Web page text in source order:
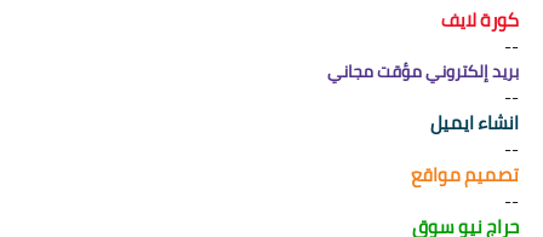
كورة لايف
--
بريد إلكتروني مؤقت مجاني
--
انشاء ايميل
--
تصميم مواقع
--
حراج نيو سوق